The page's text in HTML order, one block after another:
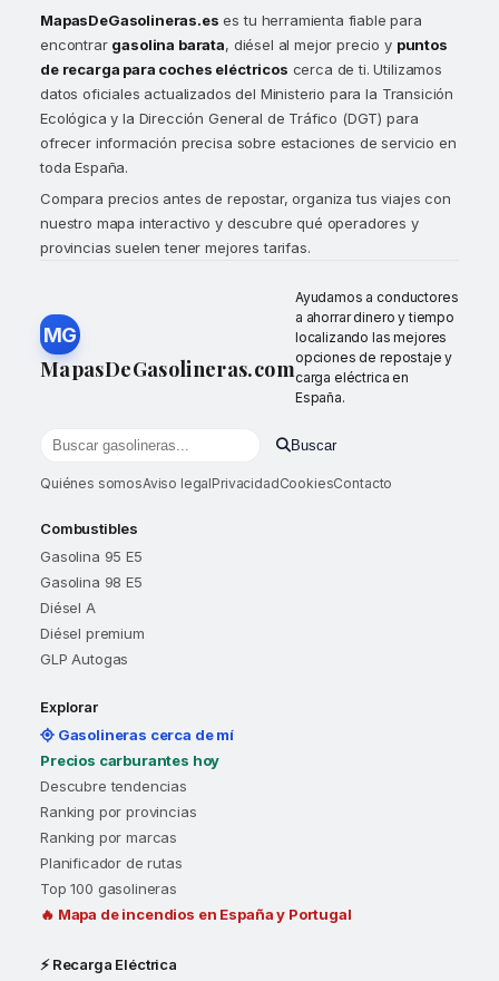
MapasDeGasolineras.es es tu herramienta fiable para
encontrar gasolina barata, diésel al mejor precio y puntos
de recarga para coches eléctricos cerca de ti. Utilizamos
datos oficiales actualizados del Ministerio para la Transición
Ecológica y la Dirección General de Tráfico (DGT) para
ofrecer información precisa sobre estaciones de servicio en
toda España.
Compara precios antes de repostar, organiza tus viajes con
nuestro mapa interactivo y descubre qué operadores y
provincias suelen tener mejores tarifas.
MG
MapasDeGasolineras.com
Ayudamos a conductores
a ahorrar dinero y tiempo
localizando las mejores
opciones de repostaje y
carga eléctrica en
España.
Buscar gasolineras por localidad o provincia
Buscar
Quiénes somosAviso legalPrivacidadCookiesContacto
Combustibles
Gasolina 95 E5
Gasolina 98 E5
Diésel A
Diésel premium
GLP Autogas
Explorar
Gasolineras cerca de mí
Precios carburantes hoy
Descubre tendencias
Ranking por provincias
Ranking por marcas
Planificador de rutas
Top 100 gasolineras
🔥 Mapa de incendios en España y Portugal
⚡ Recarga Eléctrica